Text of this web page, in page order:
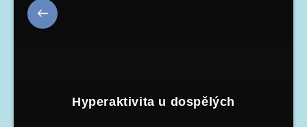
Hyperaktivita u dospělých